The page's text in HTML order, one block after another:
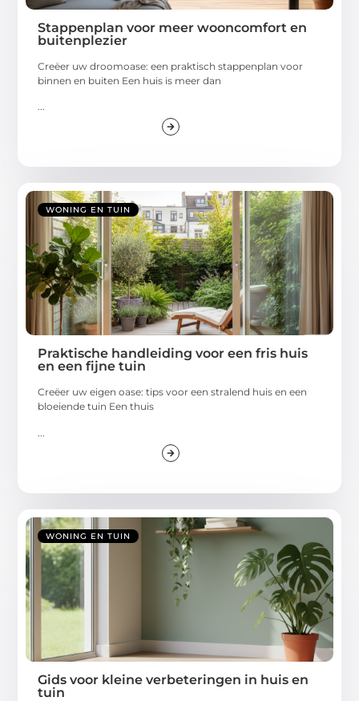
Stappenplan voor meer wooncomfort en
buitenplezier
Creëer uw droomoase: een praktisch stappenplan voor
binnen en buiten Een huis is meer dan
...
WONING EN TUIN
Praktische handleiding voor een fris huis
en een fijne tuin
Creëer uw eigen oase: tips voor een stralend huis en een
bloeiende tuin Een thuis
WONING EN TUIN
Gids voor kleine verbeteringen in huis en
tuin